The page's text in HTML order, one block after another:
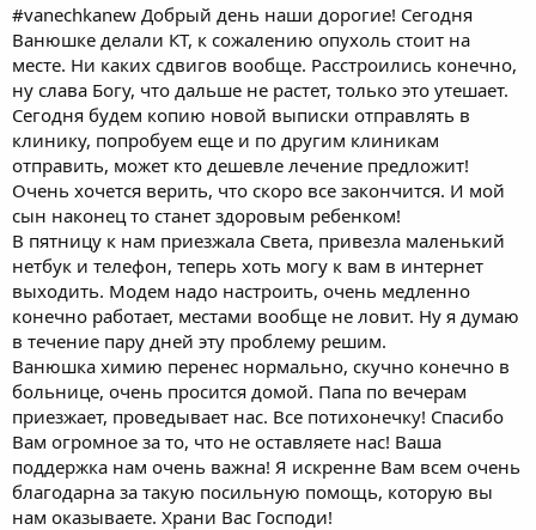
#vanechkanew Добрый день наши дорогие! Сегодня
Ванюшке делали КТ, к сожалению опухоль стоит на
месте. Ни каких сдвигов вообще. Расстроились конечно,
ну слава Богу, что дальше не растет, только это утешает.
Сегодня будем копию новой выписки отправлять в
клинику, попробуем еще и по другим клиникам
отправить, может кто дешевле лечение предложит!
Очень хочется верить, что скоро все закончится. И мой
сын наконец то станет здоровым ребенком!
В пятницу к нам приезжала Света, привезла маленький
нетбук и телефон, теперь хоть могу к вам в интернет
выходить. Модем надо настроить, очень медленно
конечно работает, местами вообще не ловит. Ну я думаю
в течение пару дней эту проблему решим.
Ванюшка химию перенес нормально, скучно конечно в
больнице, очень просится домой. Папа по вечерам
приезжает, проведывает нас. Все потихонечку! Спасибо
Вам огромное за то, что не оставляете нас! Ваша
поддержка нам очень важна! Я искренне Вам всем очень
благодарна за такую посильную помощь, которую вы
нам оказываете. Храни Вас Господи!